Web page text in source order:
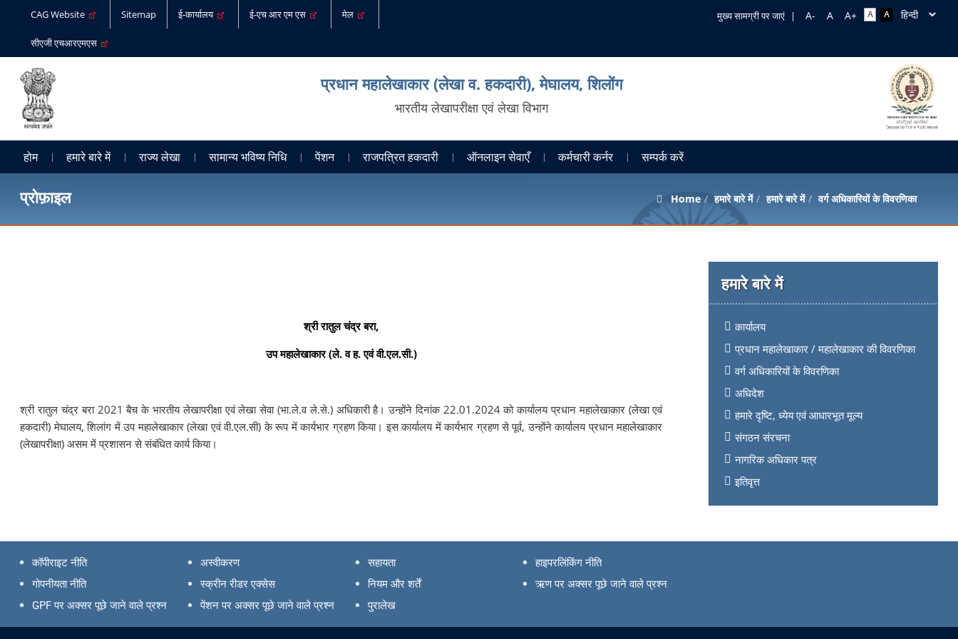
CAG Website Sitemap ई-कार्यालय ई-एच आर एम एस मेल
सीएजी एचआरएमएस
मुख्य सामग्री पर जाएं |
प्रधान महालेखाकार (लेखा व. हकदारी), मेघालय, शिलोंग
भारतीय लेखापरीक्षा एवं लेखा विभाग
होम हमारे बारे में राज्य लेखा सामान्य भविष्य निधि पेंशन राजपत्रित हकदारी ऑनलाइन सेवाएँ कर्मचारी कर्नर सम्पर्क करें
प्रोफ़ाइल Home हमारे बारे में हमारे बारे में वर्ग अधिकारियों के विवरणिका
हमारे बारे में
कार्यालय
प्रधान महालेखाकार / महालेखाकार की विवरणिका
वर्ग अधिकारियों के विवरणिका
अधिदेश
हमारे दृष्टि, ध्येय एवं आधारभूत मूल्य
संगठन संरचना
नागरिक अधिकार पत्र
इतिवृत्त
श्री रातुल चंद्र बरा,
उप महालेखाकार (ले. व ह. एवं वी.एल.सी.)
श्री रातुल चंद्र बरा 2021 बैच के भारतीय लेखापरीक्षा एवं लेखा सेवा (भा.ले.व ले.से.) अधिकारी है। उन्होंने दिनांक 22.01.2024 को कार्यालय प्रधान महालेखाकार (लेखा एवं
हकदारी) मेघालय, शिलांग में उप महालेखाकार (लेखा एवं वी.एल.सी) के रूप में कार्यभार ग्रहण किया। इस कार्यालय में कार्यभार ग्रहण से पूर्व, उन्होंने कार्यालय प्रधान महालेखाकार
(लेखापरीक्षा) असम में प्रशासन से संबंधित कार्य किया।
कॉपीराइट नीति अस्वीकरण सहायता
हाइपरलिंकिंग नीति
गोपनीयता नीति
स्क्रीन रीडर एक्सेस नियम और शर्तें
ऋण पर अक्सर पूछे जाने वाले प्रश्न
GPF पर अक्सर पूछे जाने वाले प्रश्न
पेंशन पर अक्सर पूछे जाने वाले प्रश्न पुरालेख